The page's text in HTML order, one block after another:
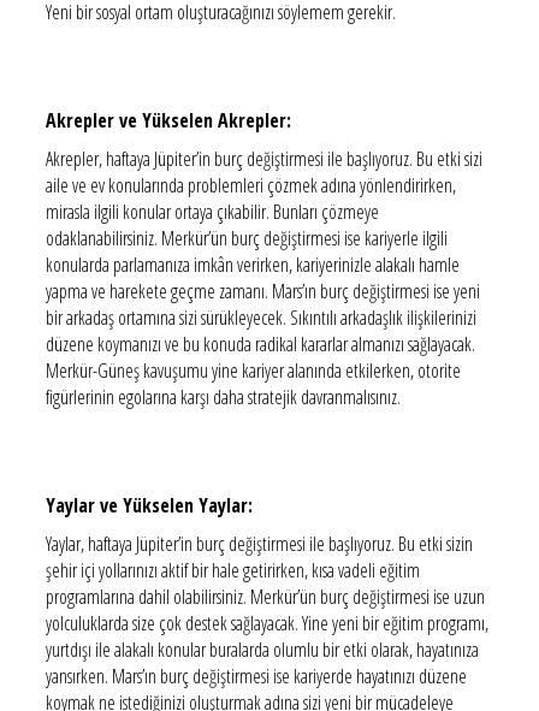
Yeni bir sosyal ortam oluşturacağınızı söylemem gerekir.
Akrepler ve Yükselen Akrepler:
Akrepler, haftaya Jüpiter’in burç değiştirmesi ile başlıyoruz. Bu etki sizi
aile ve ev konularında problemleri çözmek adına yönlendirirken,
mirasla ilgili konular ortaya çıkabilir. Bunları çözmeye
odaklanabilirsiniz. Merkür’ün burç değiştirmesi ise kariyerle ilgili
konularda parlamanıza imkân verirken, kariyerinizle alakalı hamle
yapma ve harekete geçme zamanı. Mars’ın burç değiştirmesi ise yeni
bir arkadaş ortamına sizi sürükleyecek. Sıkıntılı arkadaşlık ilişkilerinizi
düzene koymanızı ve bu konuda radikal kararlar almanızı sağlayacak.
Merkür-Güneş kavuşumu yine kariyer alanında etkilerken, otorite
figürlerinin egolarına karşı daha stratejik davranmalısınız.
Yaylar ve Yükselen Yaylar:
Yaylar, haftaya Jüpiter’in burç değiştirmesi ile başlıyoruz. Bu etki sizin
şehir içi yollarınızı aktif bir hale getirirken, kısa vadeli eğitim
programlarına dahil olabilirsiniz. Merkür’ün burç değiştirmesi ise uzun
yolculuklarda size çok destek sağlayacak. Yine yeni bir eğitim programı,
yurtdışı ile alakalı konular buralarda olumlu bir etki olarak, hayatınıza
yansırken. Mars’ın burç değiştirmesi ise kariyerde hayatınızı düzene
koymak ne istediğinizi oluşturmak adına sizi yeni bir mücadeleye